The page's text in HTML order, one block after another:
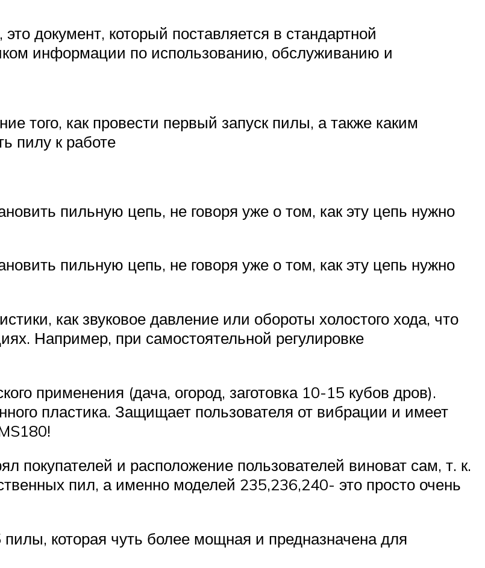
документ, который поставляется в стандартной
информации по использованию, обслуживанию и
того, как провести первый запуск пилы, а также каким
пилу к работе
пильную цепь, не говоря уже о том, как эту цепь нужно
пильную цепь, не говоря уже о том, как эту цепь нужно
как звуковое давление или обороты холостого хода, что
Например, при самостоятельной регулировке
применения (дача, огород, заготовка 10-15 кубов дров).
пластика. Защищает пользователя от вибрации и имеет
покупателей и расположение пользователей виноват сам, т. к.
пил, а именно моделей 235,236,240- это просто очень
которая чуть более мощная и предназначена для